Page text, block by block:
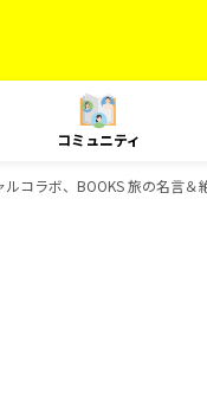
コミュニティ
ラボ、BOOKS 旅の名言